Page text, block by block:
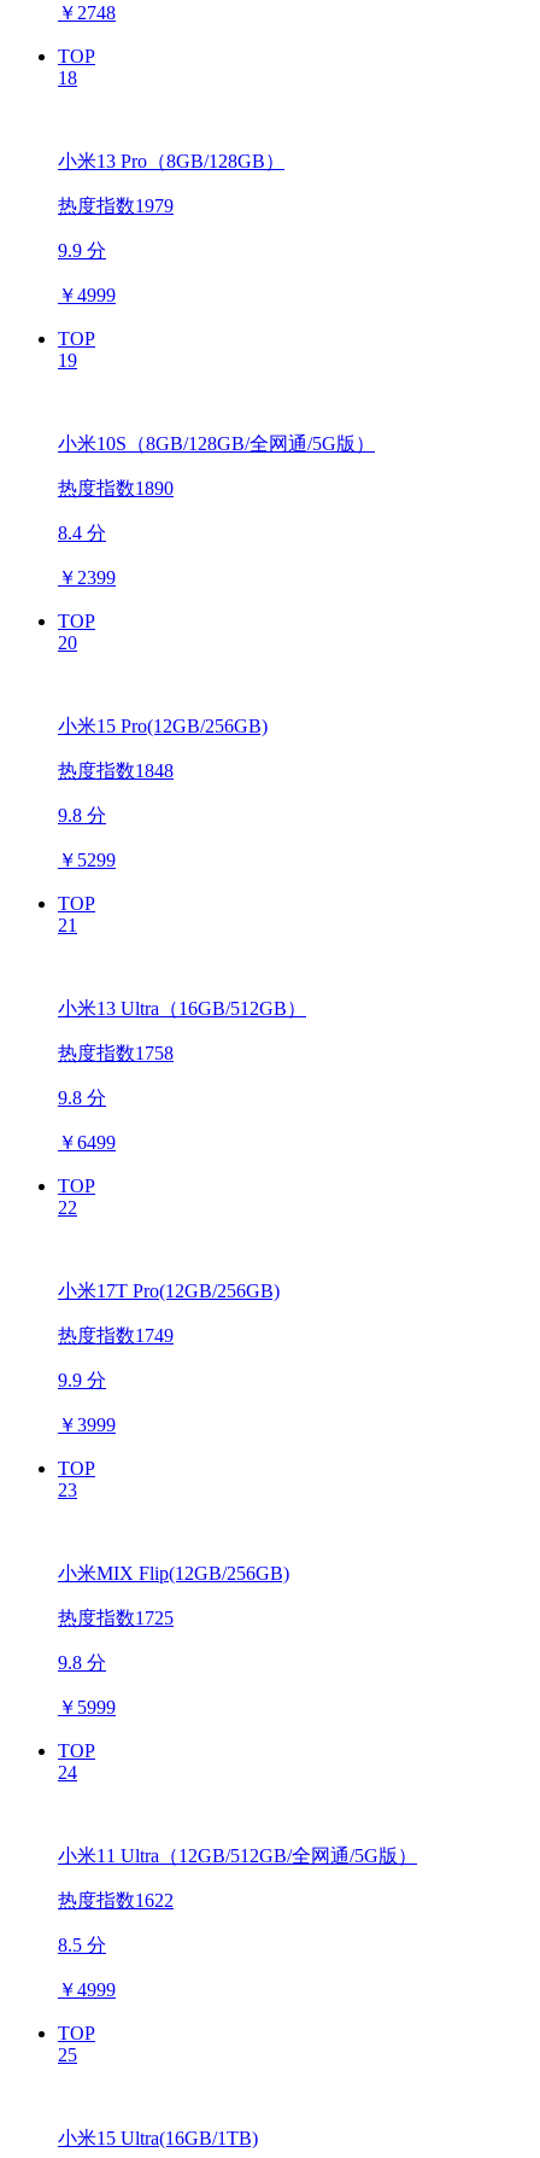
￥ 2748
TOP
18
小米13 Pro（8GB/128GB）
热度指数1979
9.9 分
￥4999
TOP
19
小米10S（8GB/128GB/全网通/5G版）
热度指数1890
8.4 分
￥ 2399
TOP
20
小米15 Pro(12GB/256GB)
热度指数1848
9.8 分
￥ 5299
TOP
21
小米13 Ultra（16GB/512GB）
热度指数1758
9.8 分
￥6499
TOP
22
小米17T Pro(12GB/256GB)
热度指数1749
9.9 分
￥3999
TOP
23
小米MIX Flip(12GB/256GB)
热度指数1725
9.8 分
￥ 5999
TOP
24
小米11 Ultra（12GB/512GB/全网通/5G版）
热度指数1622
8.5 分
￥4999
TOP
25
小米15 Ultra(16GB/1TB)